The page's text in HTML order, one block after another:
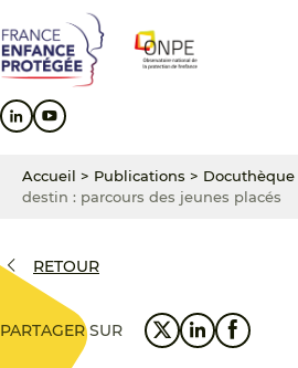
au
contenu
principal
au
menu
principal
au
pied
de
Accueil > Publications > Docuthèque
destin : parcours des jeunes placés
RETOUR
PARTAGER SUR